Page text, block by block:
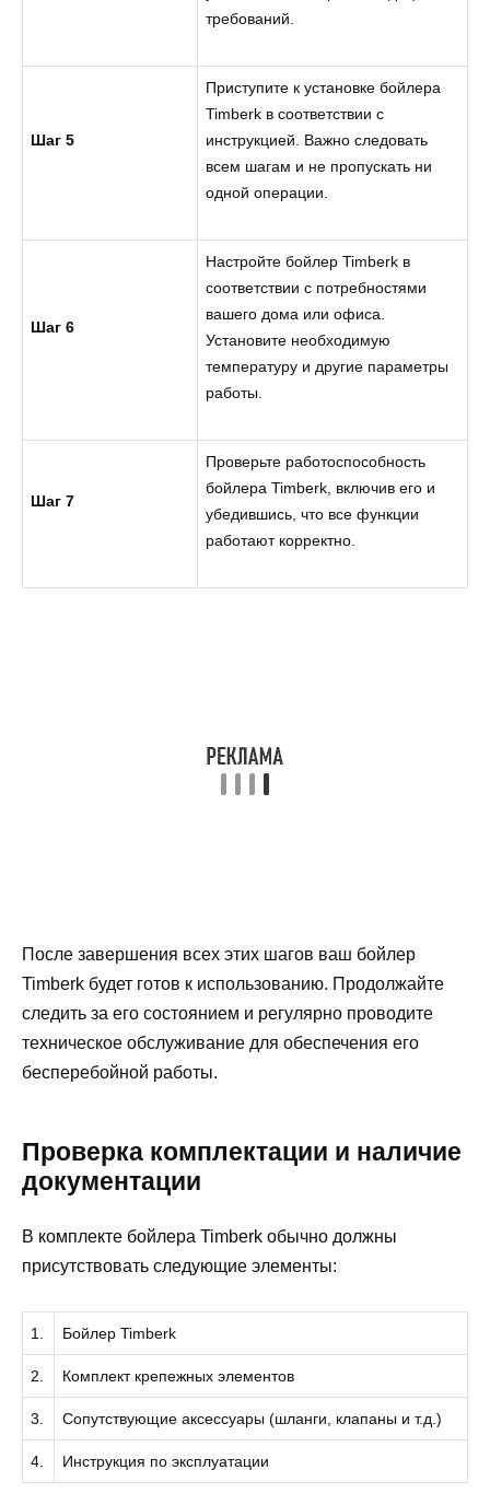
требований.
Шаг 5
Приступите к установке бойлера
Timberk в соответствии с
инструкцией. Важно следовать
всем шагам и не пропускать ни
одной операции.
Шаг 6
Настройте бойлер Timberk в
соответствии с потребностями
вашего дома или офиса.
Установите необходимую
температуру и другие параметры
работы.
Шаг 7
Проверьте работоспособность
бойлера Timberk, включив его и
убедившись, что все функции
работают корректно.
После завершения всех этих шагов ваш бойлер
Timberk будет готов к использованию. Продолжайте
следить за его состоянием и регулярно проводите
техническое обслуживание для обеспечения его
бесперебойной работы.
Проверка комплектации и наличие
документации
В комплекте бойлера Timberk обычно должны
присутствовать следующие элементы:
1. Бойлер Timberk
2. Комплект крепежных элементов
3. Сопутствующие аксессуары (шланги, клапаны и т.д.)
4. Инструкция по эксплуатации